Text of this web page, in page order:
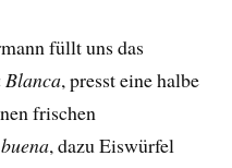
füllt uns das
Blanca, presst eine halbe
frischen
, dazu Eiswürfel